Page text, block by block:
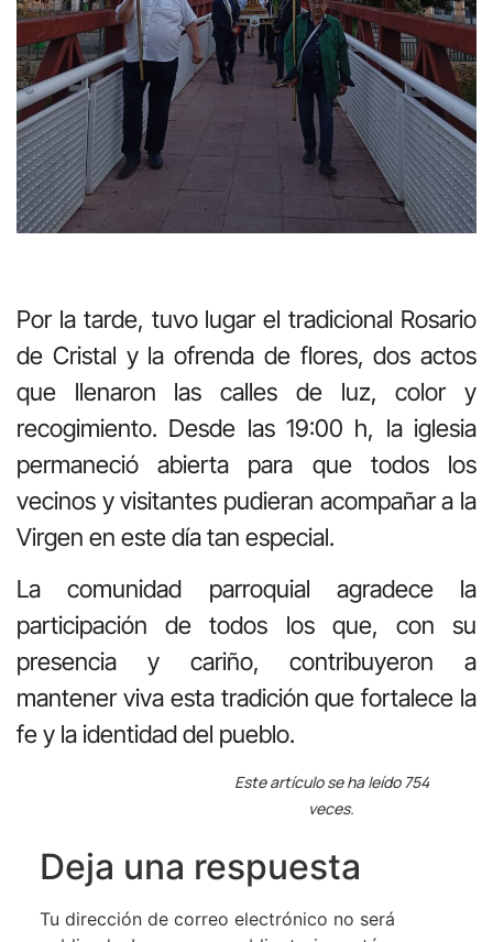
Por la tarde, tuvo lugar el tradicional Rosario
de Cristal y la ofrenda de flores, dos actos
que llenaron las calles de luz, color y
recogimiento. Desde las 19:00 h, la iglesia
permaneció abierta para que todos los
vecinos y visitantes pudieran acompañar a la
Virgen en este día tan especial.
La comunidad parroquial agradece la
participación de todos los que, con su
presencia y cariño, contribuyeron a
mantener viva esta tradición que fortalece la
fe y la identidad del pueblo.
Este artículo se ha leído 754
veces.
Deja una respuesta
Tu dirección de correo electrónico no será